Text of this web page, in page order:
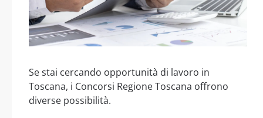
Se stai cercando opportunità di lavoro in
Toscana, i Concorsi Regione Toscana offrono
diverse possibilità.